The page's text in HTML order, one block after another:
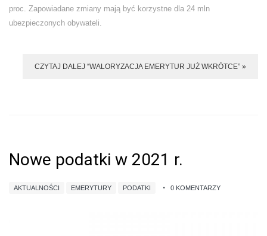
proc. Zapowiadane zmiany mają być korzystne dla 24 mln
ubezpieczonych obywateli.
CZYTAJ DALEJ “WALORYZACJA EMERYTUR JUŻ WKRÓTCE” »
Nowe podatki w 2021 r.
AKTUALNOŚCI EMERYTURY PODATKI 0 KOMENTARZY